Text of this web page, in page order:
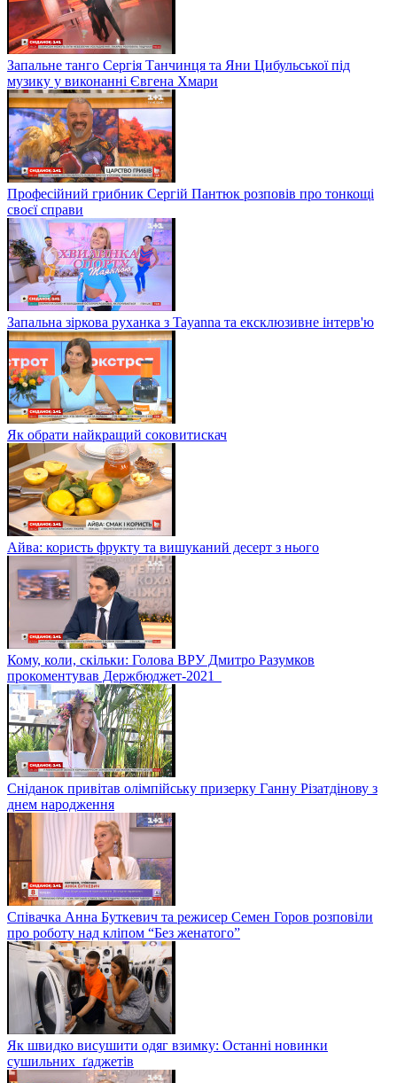
Запальне танго Сергія Танчинця та Яни Цибульської під
музику у виконанні Євгена Хмари
Професійний грибник Сергій Пантюк розповів про тонкощі
своєї справи
Запальна зіркова руханка з Tayanna та ексклюзивне інтерв'ю
Як обрати найкращий соковитискач
Айва: користь фрукту та вишуканий десерт з нього
Кому, коли, скільки: Голова ВРУ Дмитро Разумков
прокоментував Держбюджет-2021
Сніданок привітав олімпійську призерку Ганну Різатдінову з
днем народження
Співачка Анна Буткевич та режисер Семен Горов розповіли
про роботу над кліпом “Без женатого”
Як швидко висушити одяг взимку: Останні новинки
сушильних ґаджетів